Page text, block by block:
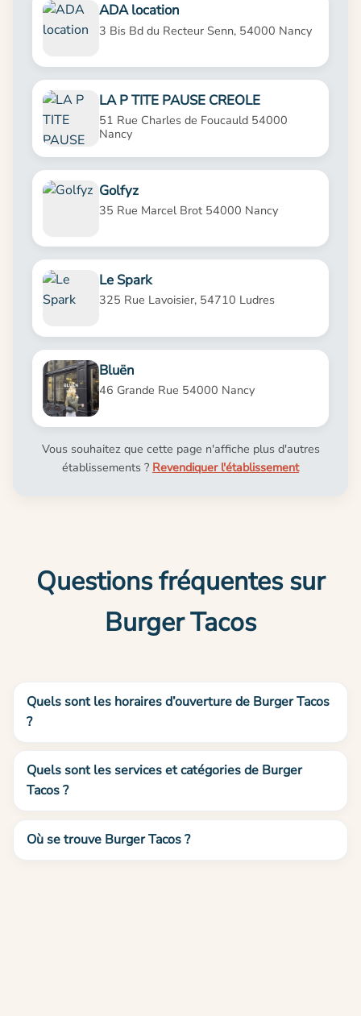
ADA location
3 Bis Bd du Recteur Senn, 54000 Nancy
LA P TITE PAUSE CREOLE
51 Rue Charles de Foucauld 54000
Nancy
Golfyz
35 Rue Marcel Brot 54000 Nancy
Le Spark
325 Rue Lavoisier, 54710 Ludres
Bluën
46 Grande Rue 54000 Nancy
Vous souhaitez que cette page n'affiche plus d'autres
établissements ? Revendiquer l'établissement
Questions fréquentes sur
Burger Tacos
Quels sont les horaires d’ouverture de Burger Tacos
?
Quels sont les services et catégories de Burger
Tacos ?
Où se trouve Burger Tacos ?